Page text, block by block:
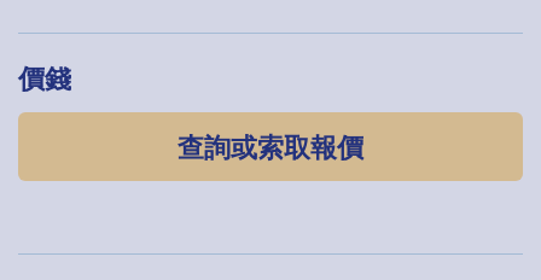
價錢
查詢或索取報價